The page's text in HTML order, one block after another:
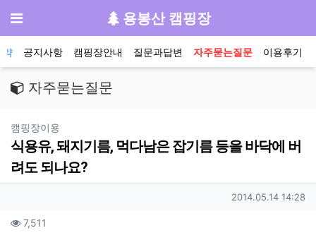
메뉴 용봉산 캠핑장
메인 메뉴
약 공지사항 캠핑장안내 질문과답변 자주묻는질문 이용후기
자주묻는질문
캠핑장이용
식용유, 돼지기름, 먹다남은 잡기름 등을 바닥에 버
려도 되나요?
작성일
2014.05.14 14:28
컨텐츠 정보
7,511